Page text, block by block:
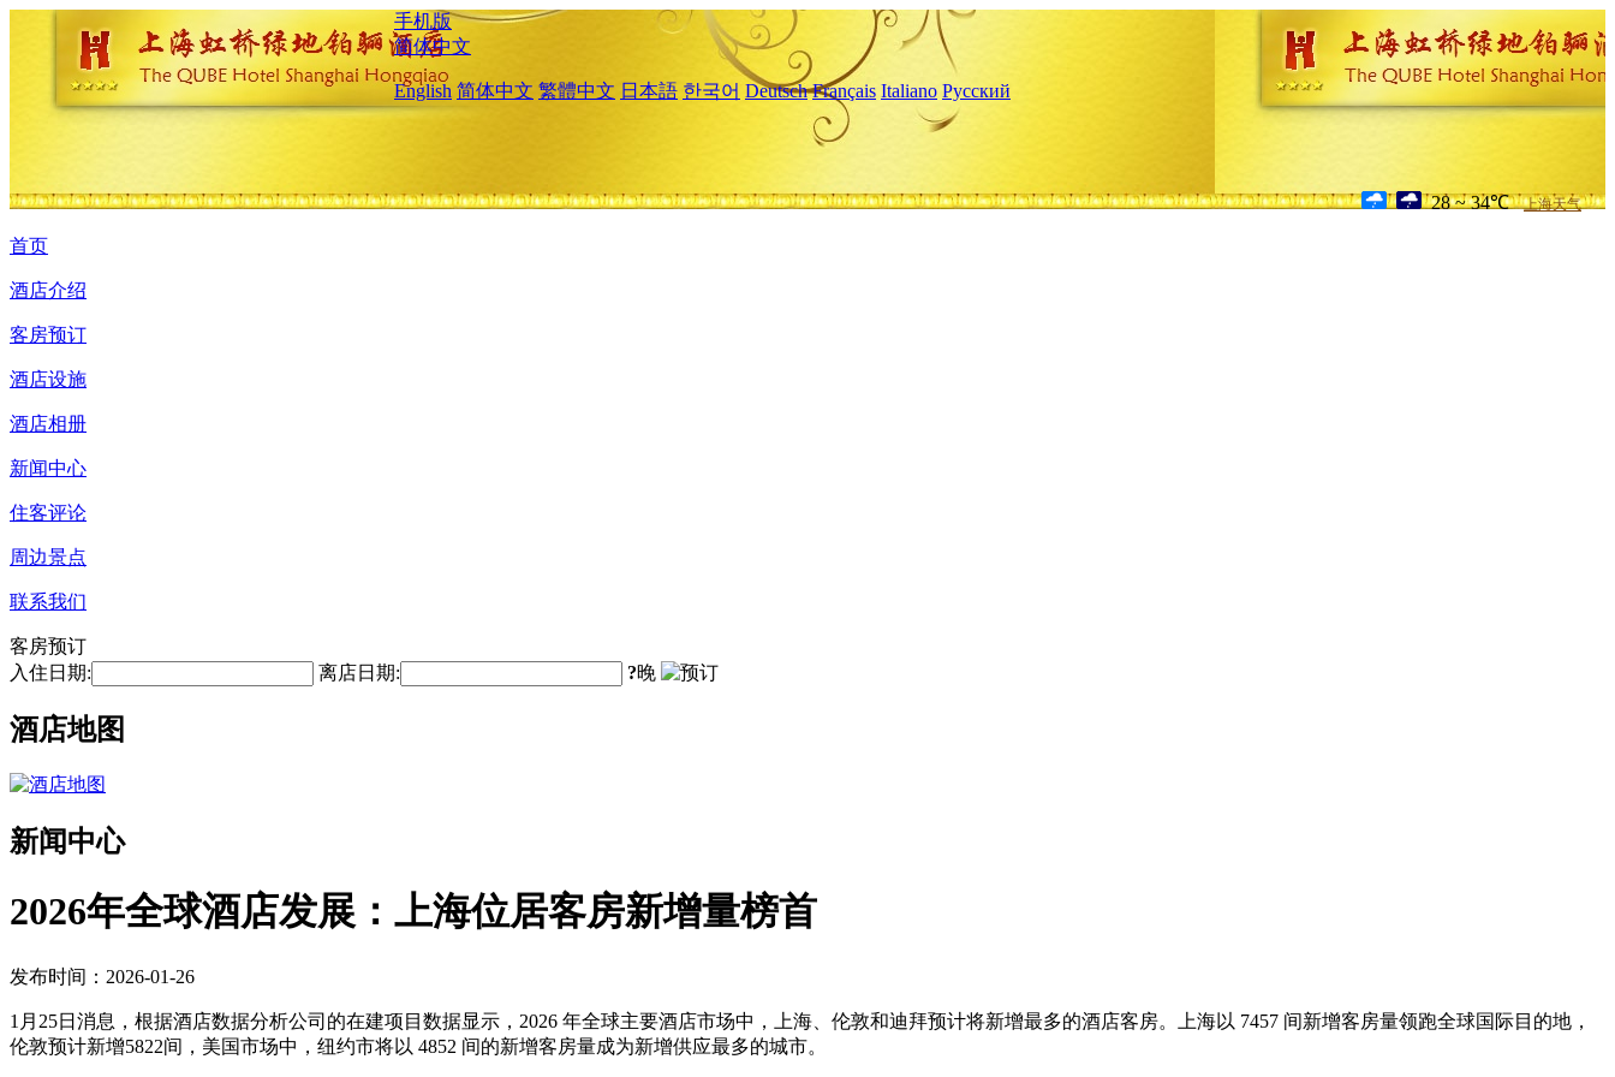
手机版
简体中文
English 简体中文 繁體中文 日本語 한국어 Deutsch Français Italiano Русский
28 ~ 34℃ 上海天气
首页
酒店介绍
客房预订
酒店设施
酒店相册
新闻中心
住客评论
周边景点
联系我们
客房预订
入住日期:
离店日期: ?晚
酒店地图
新闻中心
2026年全球酒店发展：上海位居客房新增量榜首
发布时间：2026-01-26
1月25日消息，根据酒店数据分析公司的在建项目数据显示，2026 年全球主要酒店市场中，上海、伦敦和迪拜预计将新增最多的酒店客房。上海以 7457 间新增客房量领跑全球国际目的地，
伦敦预计新增5822间，美国市场中，纽约市将以 4852 间的新增客房量成为新增供应最多的城市。